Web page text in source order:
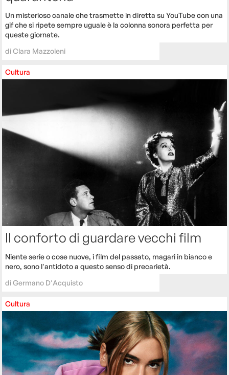
Un misterioso canale che trasmette in diretta su YouTube con una
gif che si ripete sempre uguale è la colonna sonora perfetta per
queste giornate.
diClara Mazzoleni
Cultura
Il conforto di guardare vecchi film
Niente serie o cose nuove, i film del passato, magari in bianco e
nero, sono l'antidoto a questo senso di precarietà.
diGermano D'Acquisto
Cultura